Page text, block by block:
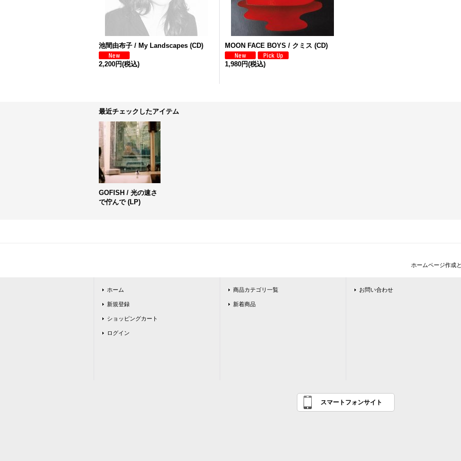
池間由布子 / My Landscapes (CD)
2,200円(税込)
MOON FACE BOYS / クミス (CD)
1,980円(税込)
最近チェックしたアイテム
GOFISH / 光の速さ
で佇んで (LP)
ホームページ作成
ホーム
新規登録
ショッピングカート
ログイン
商品カテゴリ一覧
新着商品
お問い合わせ
スマートフォンサイト